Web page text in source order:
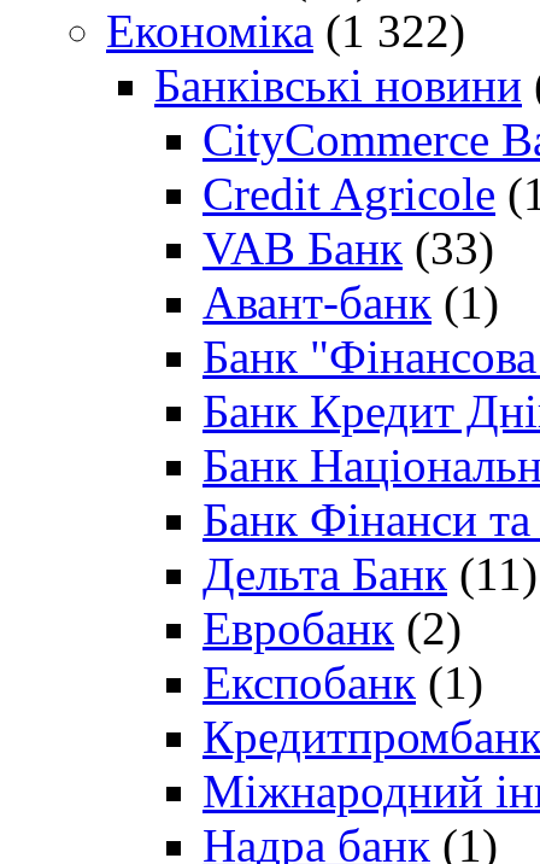
Економіка (1 322)
Банківські новини
CityCommerce
Credit Agricole
VAB Банк (33)
Авант-банк (1)
Банк "Фінансова
Банк Кредит
Банк
Банк Фінанси
Дельта Банк (11)
Евробанк (2)
Експобанк (1)
Міжнародний
Надра банк (1)